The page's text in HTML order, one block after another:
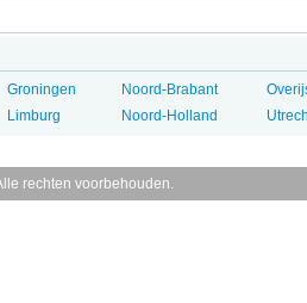
Groningen
Limburg
Noord-Brabant
Noord-Holland
rechten voorbehouden.